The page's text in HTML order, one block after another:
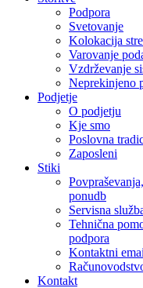
Podpora
Svetovanje
Kolokacija
Varovanje
Vzdrževanje
Neprekinjeno
Podjetje
O podjetju
Kje smo
Poslovna
Zaposleni
Stiki
ponudb
Servisna
Tehnična
podpora
Kontaktni
Kontakt